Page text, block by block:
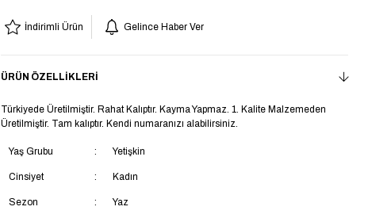
İndirimli Ürün Gelince Haber Ver
ÜRÜN ÖZELLIKLERI
Türkiyede Üretilmiştir. Rahat Kalıptır. Kayma Yapmaz. 1. Kalite Malzemeden
Üretilmiştir. Tam kalıptır. Kendi numaranızı alabilirsiniz.
Yaş Grubu Yetişkin
Cinsiyet Kadın
Sezon Yaz